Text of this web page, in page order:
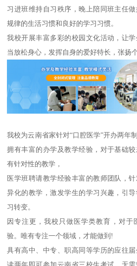
习进班维持自习秩序，晚上陪同班主任
规律的生活习惯和良好的学习习惯。
我校开展丰富多彩的校园文化活动，让
当放松身心，发挥自身的爱好特长，张扬
我校为云南省家针对“口腔医学”开办两年
拥有丰富的办学及教学经验，对于基础
有针对性的教学，
医学班聘请教学经验丰富的教师团队，
异化的教学，激发学生的学习兴趣，引
习转变。
因专注更，我校只做医学类教育，对于
验。唯有专注一个领域，才能做到!
具有高中、中专、职高同等学历的应往